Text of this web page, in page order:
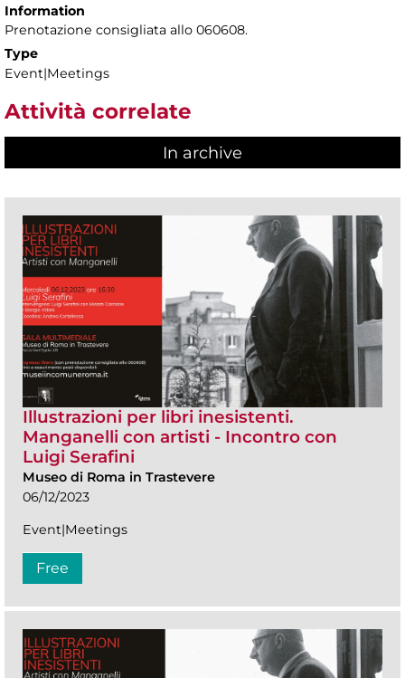
Information
Prenotazione consigliata allo 060608.
Type
Event|Meetings
Attività correlate
In archive
Illustrazioni per libri inesistenti.
Manganelli con artisti - Incontro con
Luigi Serafini
Museo di Roma in Trastevere
06/12/2023
Event|Meetings
Free